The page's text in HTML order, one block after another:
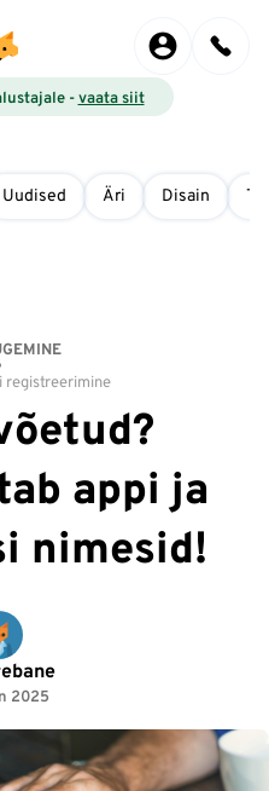
-vaata siit
Uudised Äri Disain
registreerimine
appi ja
nimesid!
2025